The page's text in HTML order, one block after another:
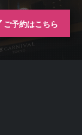
ご予約はこちら